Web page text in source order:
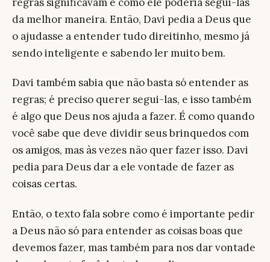
da melhor maneira. Então, Davi pedia a Deus que
o ajudasse a entender tudo direitinho, mesmo já
sendo inteligente e sabendo ler muito bem.
Davi também sabia que não basta só entender as
regras; é preciso querer segui-las, e isso também
é algo que Deus nos ajuda a fazer. É como quando
você sabe que deve dividir seus brinquedos com
os amigos, mas às vezes não quer fazer isso. Davi
pedia para Deus dar a ele vontade de fazer as
coisas certas.
Então, o texto fala sobre como é importante pedir
a Deus não só para entender as coisas boas que
devemos fazer, mas também para nos dar vontade